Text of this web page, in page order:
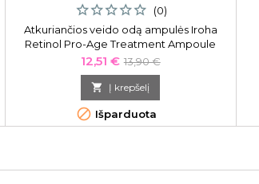
5X1,5 ML
(0)
Atkuriančios veido odą ampulės Iroha
Retinol Pro-Age Treatment Ampoule
Shot AIN02, 5 x 1,5 ml
Kaina
12,51 € Bazinė
kaina
13,90 €
 Į krepšelį
 Išparduota